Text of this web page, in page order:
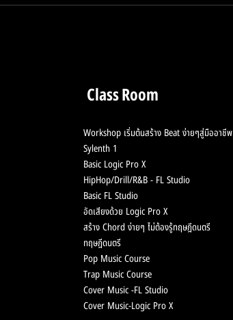
Class Room
Workshop เริ่มต้นสร้าง Beat ง่ายๆสู่มืออาชีพ
Sylenth 1
Basic Logic Pro X
HipHop/Drill/R&B - FL Studio
Basic FL Studio
อัดเสียงด้วย Logic Pro X
สร้าง Chordง่ายๆ ไม่ต้องรู้ทฤษฎีดนตรี
ทฤษฎีดนตรี
Pop MusicCourse
Trap MusicCourse
Cover Music -FL Studio
Cover Music-Logic Pro X